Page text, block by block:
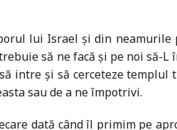
lui Israel și din neamurile
să ne facă și pe noi să-L
intre și să cerceteze
sau de a ne împotrivi.
dată când îl primim pe